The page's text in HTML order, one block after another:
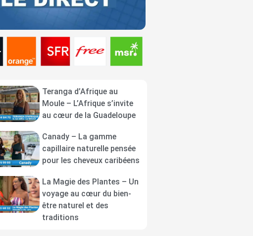
Teranga d’Afrique au
Moule – L’Afrique s’invite
au cœur de la Guadeloupe
Canady – La gamme
capillaire naturelle pensée
pour les cheveux caribéens
La Magie des Plantes – Un
voyage au cœur du bien-
être naturel et des
traditions